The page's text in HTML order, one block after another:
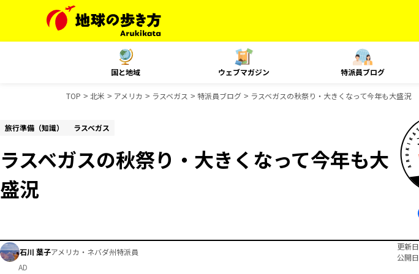
国と地域 ウェブマガジン 特派員ブログ
TOP 北米 アメリカ ラスベガス 特派員ブログ ラスベガスの秋祭り・大きくなって今年も大盛況
旅行準備（知識） ラスベガス
ラスベガスの秋祭り・大きくなって今年も大
盛況
石川 葉子アメリカ・ネバダ州特派員
更新日
公開日
AD